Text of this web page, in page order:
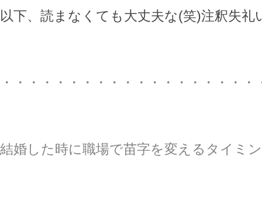
以下、読まなくても大丈夫な(笑)注釈失礼
・・・・・・・・・・・・・・・・・・
結婚した時に職場で苗字を変えるタイミ